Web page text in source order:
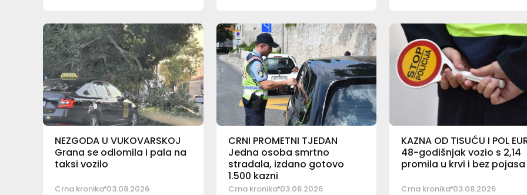
NEZGODA U VUKOVARSKOJ
Grana se odlomila i pala na
taksi vozilo
Crna kronika 03.08.2026
CRNI PROMETNI TJEDAN
Jedna osoba smrtno
stradala, izdano gotovo
1.500 kazni
Crna kronika 03.08.2026
KAZNA OD TISUĆU I POL
48-godišnjak vozio s 2,14
promila u krvi i bez pojasa
Crna kronika 03.08.2026